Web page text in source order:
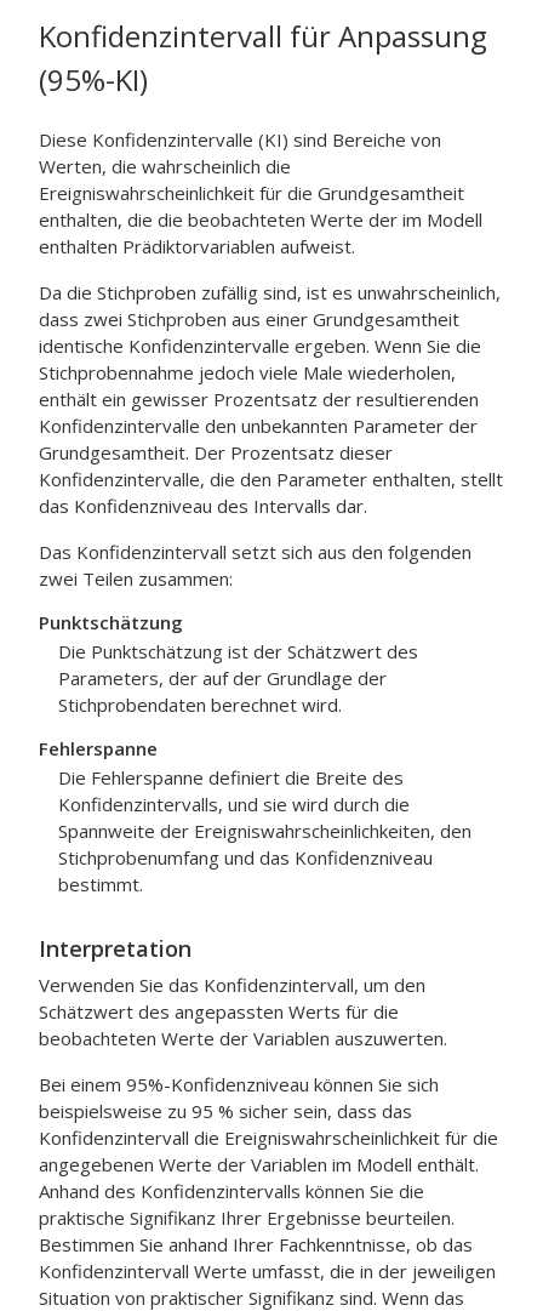
Konfidenzintervall für Anpassung
(95%-KI)
Diese Konfidenzintervalle (KI) sind Bereiche von
Werten, die wahrscheinlich die
Ereigniswahrscheinlichkeit für die Grundgesamtheit
enthalten, die die beobachteten Werte der im Modell
enthalten Prädiktorvariablen aufweist.
Da die Stichproben zufällig sind, ist es unwahrscheinlich,
dass zwei Stichproben aus einer Grundgesamtheit
identische Konfidenzintervalle ergeben. Wenn Sie die
Stichprobennahme jedoch viele Male wiederholen,
enthält ein gewisser Prozentsatz der resultierenden
Konfidenzintervalle den unbekannten Parameter der
Grundgesamtheit. Der Prozentsatz dieser
Konfidenzintervalle, die den Parameter enthalten, stellt
das Konfidenzniveau des Intervalls dar.
Das Konfidenzintervall setzt sich aus den folgenden
zwei Teilen zusammen:
Punktschätzung
Die Punktschätzung ist der Schätzwert des
Parameters, der auf der Grundlage der
Stichprobendaten berechnet wird.
Fehlerspanne
Die Fehlerspanne definiert die Breite des
Konfidenzintervalls, und sie wird durch die
Spannweite der Ereigniswahrscheinlichkeiten, den
Stichprobenumfang und das Konfidenzniveau
bestimmt.
Interpretation
Verwenden Sie das Konfidenzintervall, um den
Schätzwert des angepassten Werts für die
beobachteten Werte der Variablen auszuwerten.
Bei einem 95%-Konfidenzniveau können Sie sich
beispielsweise zu 95 % sicher sein, dass das
Konfidenzintervall die Ereigniswahrscheinlichkeit für die
angegebenen Werte der Variablen im Modell enthält.
Anhand des Konfidenzintervalls können Sie die
praktische Signifikanz Ihrer Ergebnisse beurteilen.
Bestimmen Sie anhand Ihrer Fachkenntnisse, ob das
Konfidenzintervall Werte umfasst, die in der jeweiligen
Situation von praktischer Signifikanz sind. Wenn das